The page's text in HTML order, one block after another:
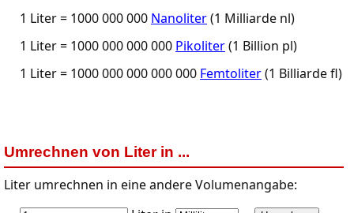
1 Liter = 1000 000 000 Nanoliter(1 Milliarde nl)
1 Liter = 1000 000 000 000 Pikoliter(1 Billion pl)
1 Liter = 1000 000 000 000 000 Femtoliter(1 Billiarde fl)
Umrechnen von Liter in ...
Liter umrechnen in eine andere Volumenangabe: